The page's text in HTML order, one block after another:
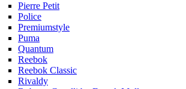
Pierre Petit
Police
Premiumstyle
Puma
Quantum
Reebok
Reebok Classic
Rivaldy